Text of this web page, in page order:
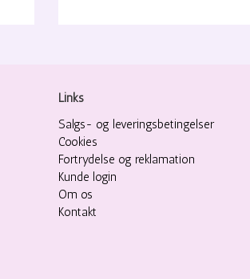
Links
Salgs- og leveringsbetingelser
Cookies
Fortrydelse og reklamation
Kunde login
Om os
Kontakt